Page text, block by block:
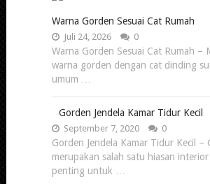
Warna Gorden Sesuai Cat Rumah
Juli 24, 2026 0
Warna Gorden Sesuai Cat Rumah –
warna gorden dengan cat dinding
umum …
Gorden Jendela Kamar Tidur Kecil
September 7, 2020 0
Gorden Jendela Kamar Tidur Kecil –
merupakan salah satu hiasan
penting untuk …